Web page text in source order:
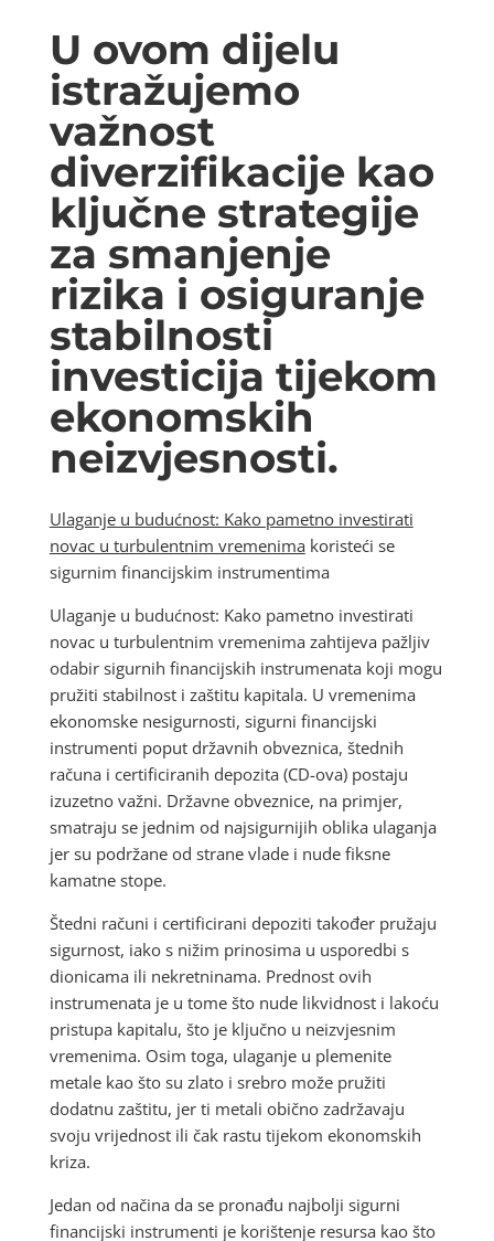
U ovom dijelu
istražujemo
važnost
diverzifikacije kao
ključne strategije
za smanjenje
rizika i osiguranje
stabilnosti
investicija tijekom
ekonomskih
neizvjesnosti.
Ulaganje u budućnost: Kako pametno investirati
novac u turbulentnim vremenima koristeći se
sigurnim financijskim instrumentima
Ulaganje u budućnost: Kako pametno investirati
novac u turbulentnim vremenima zahtijeva pažljiv
odabir sigurnih financijskih instrumenata koji mogu
pružiti stabilnost i zaštitu kapitala. U vremenima
ekonomske nesigurnosti, sigurni financijski
instrumenti poput državnih obveznica, štednih
računa i certificiranih depozita (CD-ova) postaju
izuzetno važni. Državne obveznice, na primjer,
smatraju se jednim od najsigurnijih oblika ulaganja
jer su podržane od strane vlade i nude fiksne
kamatne stope.
Štedni računi i certificirani depoziti također pružaju
sigurnost, iako s nižim prinosima u usporedbi s
dionicama ili nekretninama. Prednost ovih
instrumenata je u tome što nude likvidnost i lakoću
pristupa kapitalu, što je ključno u neizvjesnim
vremenima. Osim toga, ulaganje u plemenite
metale kao što su zlato i srebro može pružiti
dodatnu zaštitu, jer ti metali obično zadržavaju
svoju vrijednost ili čak rastu tijekom ekonomskih
kriza.
Jedan od načina da se pronađu najbolji sigurni
financijski instrumenti je korištenje resursa kao što